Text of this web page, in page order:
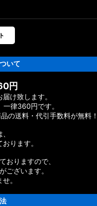
いて
円
け致します。
律360円です。
の送料・代引手数料が無料
ります。
おりますので、
ございます。
。